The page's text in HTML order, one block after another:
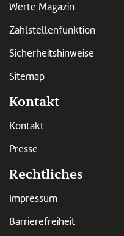
Werte Magazin
Zahlstellenfunktion
Sicherheitshinweise
Sitemap
Kontakt
Kontakt
Presse
Rechtliches
Impressum
Barrierefreiheit